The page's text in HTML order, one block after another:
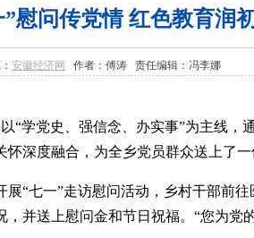
慰问传党情 红色教育润
安徽经济网 作者：傅涛 责任编辑：冯李娜
“学党史、强信念、办实事”为主线，
深度融合，为全乡党员群众送上了一
“七一”走访慰问活动，乡村干部前
并送上慰问金和节日祝福。“您为党